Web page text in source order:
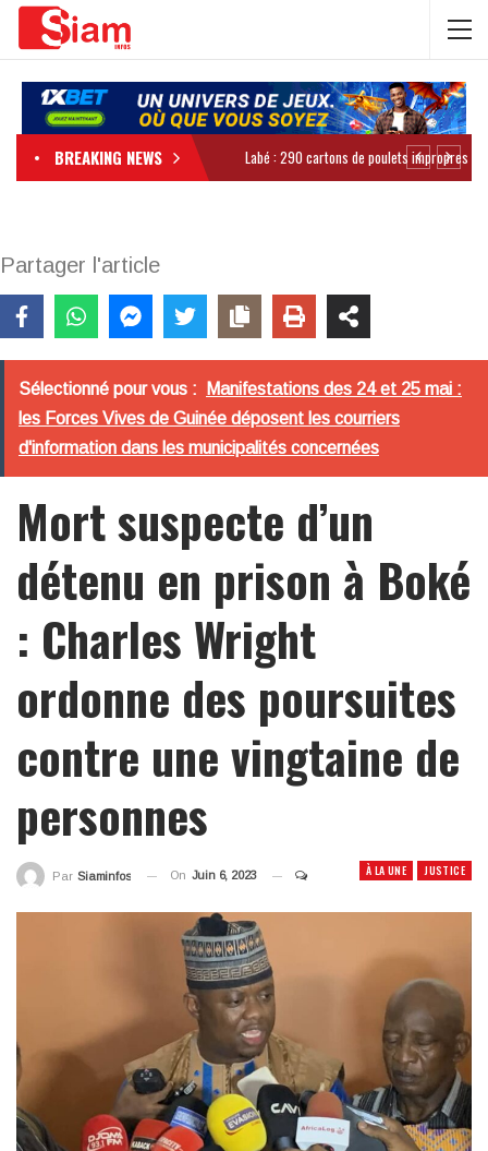
BREAKING NEWS
Partager l'article
Sélectionné pour vous :
Manifestations des 24 et 25 mai :
les Forces Vives de Guinée déposent les courriers
d'information dans les municipalités concernées
Mort suspecte d’un
détenu en prison à Boké
: Charles Wright
ordonne des poursuites
contre une vingtaine de
personnes
À LA UNE JUSTICE
Par Siaminfos On Juin 6, 2023